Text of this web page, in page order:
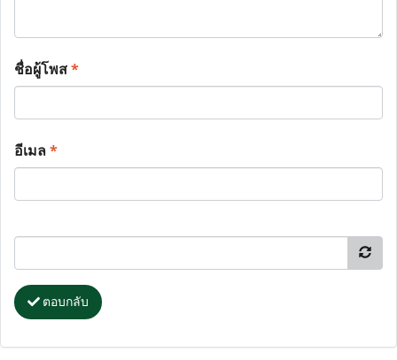
ชื่อผู้โพส*
อีเมล*
ตอบกลับ